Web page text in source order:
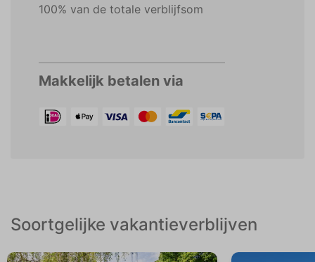
100% van de totale verblijfsom
Makkelijk betalen via
Soortgelijke vakantieverblijven